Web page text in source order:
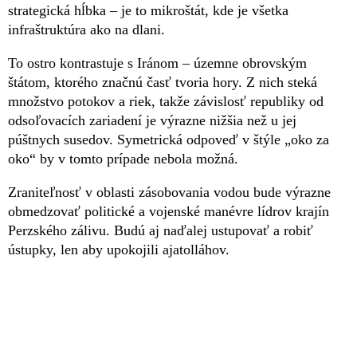
strategická hĺbka – je to mikroštát, kde je všetka
infraštruktúra ako na dlani.
To ostro kontrastuje s Iránom – územne obrovským
štátom, ktorého značnú časť tvoria hory. Z nich steká
množstvo potokov a riek, takže závislosť republiky od
odsoľovacích zariadení je výrazne nižšia než u jej
púštnych susedov. Symetrická odpoveď v štýle „oko za
oko“ by v tomto prípade nebola možná.
Zraniteľnosť v oblasti zásobovania vodou bude výrazne
obmedzovať politické a vojenské manévre lídrov krajín
Perzského zálivu. Budú aj naďalej ustupovať a robiť
ústupky, len aby upokojili ajatolláhov.